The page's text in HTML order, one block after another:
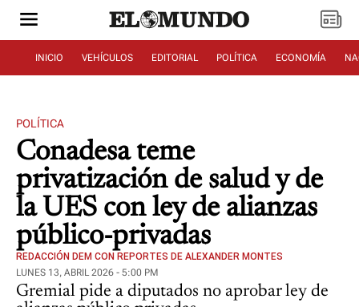
INICIO VEHÍCULOS EDITORIAL POLÍTICA ECONOMÍA
POLÍTICA
Conadesa teme
privatización de salud y de
la UES con ley de alianzas
público-privadas
REDACCIÓN DEM CON REPORTES DE ALEXANDER MONTES
LUNES 13, ABRIL 2026 - 5:00 PM
Gremial pide a diputados no aprobar ley de